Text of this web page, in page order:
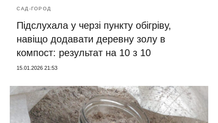
САД-ГОРОД
Підслухала у черзі пункту обігріву,
навіщо додавати деревну золу в
компост: результат на 10 з 10
15.01.2026 21:53